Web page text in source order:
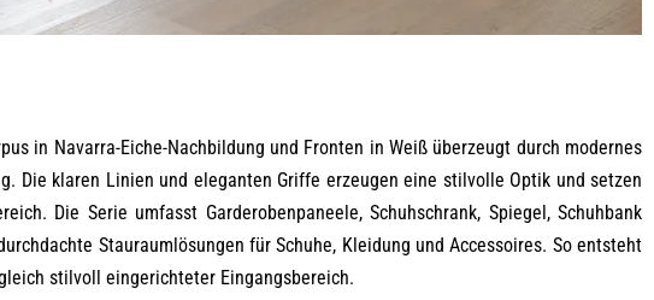
in Navarra-Eiche-Nachbildung und Fronten in Weiß überzeugt durch modernes
Die klaren Linien und eleganten Griffe erzeugen eine stilvolle Optik und setzen
Die Serie umfasst Garderobenpaneele, Schuhschrank, Spiegel, Schuhbank
Stauraumlösungen für Schuhe, Kleidung und Accessoires. So entsteht
stilvoll eingerichteter Eingangsbereich.